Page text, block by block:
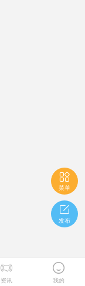

菜单

发布

资讯

我的